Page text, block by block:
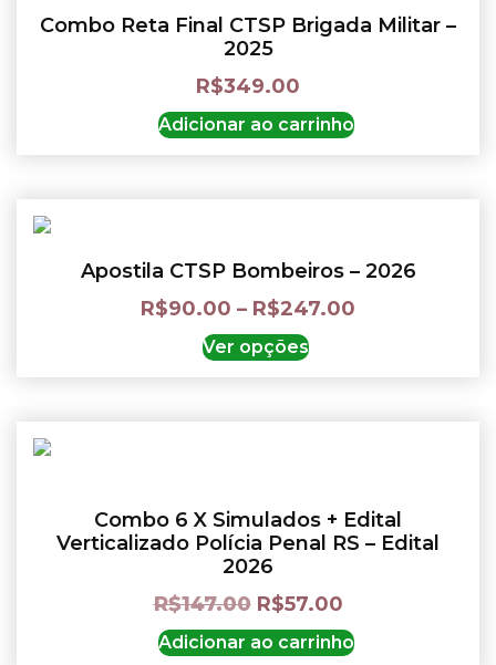
Combo Reta Final CTSP Brigada Militar –
2025
R$349.00
Adicionar ao carrinho
Apostila CTSP Bombeiros – 2026
R$90.00 – R$247.00
Ver opções
Combo 6 X Simulados + Edital
Verticalizado Polícia Penal RS – Edital
2026
R$147.00 R$57.00
Adicionar ao carrinho